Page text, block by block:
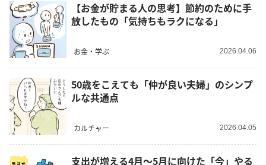
【お金が貯まる人の思考】節約のために手
放したもの「気持ちもラクになる」
お金・学ぶ 2026.04.06
50歳をこえても「仲が良い夫婦」のシンプ
ルな共通点
カルチャー 2026.04.05
支出が増える4月～5月に向けた「今」やる